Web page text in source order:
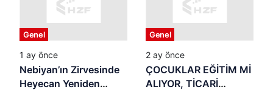
Genel
1 ay önce
Nebiyan’ın Zirvesinde
Heyecan Yeniden
Genel
2 ay önce
ÇOCUKLAR EĞİTİM Mİ
ALIYOR, TİCARİ